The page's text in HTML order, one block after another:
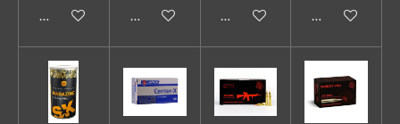
In den WarenkorbIn den WarenkorbIn den WarenkorbIn den